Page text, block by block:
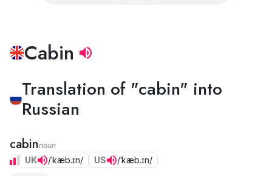
Cabin
Translation of "cabin" into
Russian
cabinnoun
UK /ˈkæb.ɪn/ US /ˈkæb.ɪn/